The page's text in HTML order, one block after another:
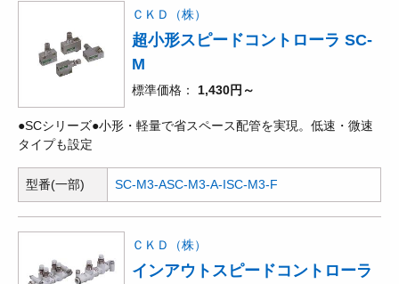
ＣＫＤ（株）
超小形スピードコントローラ SC-
M
標準価格 1,430円～
●SCシリーズ●小形・軽量で省スペース配管を実現。低速・微速
タイプも設定
型番(一部) SC-M3-ASC-M3-A-ISC-M3-F
ＣＫＤ（株）
インアウトスピードコントローラ